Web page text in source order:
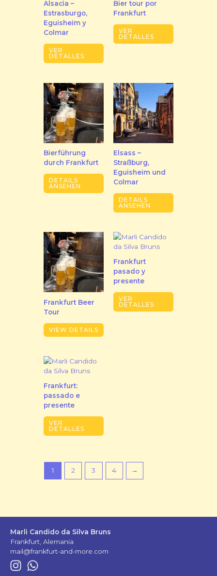
Alsacia –
Estrasburgo,
Eguisheim y
Colmar
VER
DETALLES
Bier tour por
Frankfurt
VER
DETALLES
Bierführung
durch Frankfurt
DETAILS
ANSEHEN
Elsass –
Straßburg,
Eguisheim und
Colmar
DETAILS
ANSEHEN
Frankfurt Beer
Tour
VIEW DETAILS
Frankfurt
pasado y
presente
VER
DETALLES
Frankfurt:
passado e
presente
VER
DETALLES
1 2 3 4 →
Marli Candido da Silva Bruns
Frankfurt, Alemania
mail@frankfurt-and-more.com